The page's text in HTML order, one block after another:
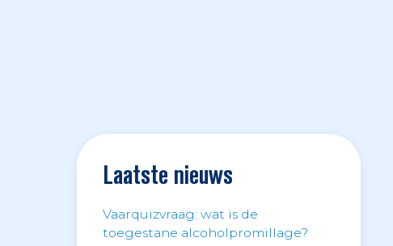
Laatste nieuws
Vaarquizvraag: wat is de
toegestane alcoholpromillage?